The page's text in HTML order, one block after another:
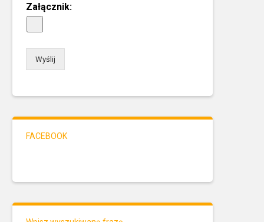
Załącznik:
Wyślij
FACEBOOK